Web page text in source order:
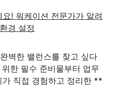
벽한 밸런스를 찾고 싶다
한 필수 준비물부터 업무
직접 경험하고 정리한 **